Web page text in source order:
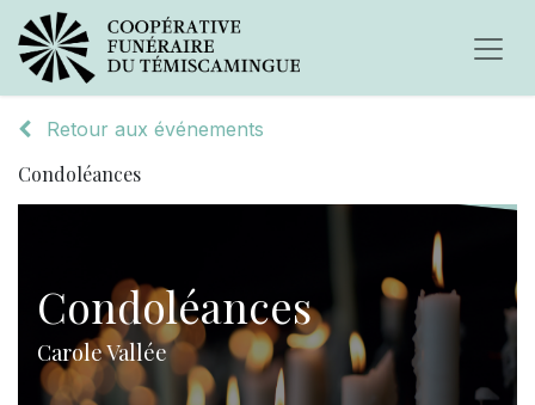
Retour aux événements
Condoléances
Condoléances
Carole Vallée